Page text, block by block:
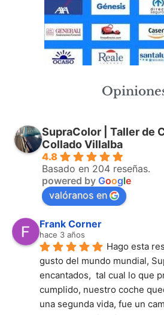
SupraColor | Taller de
Collado Villalba
4.8
Basado en 204 reseñas.
powered by Google
valóranos en
Frank Corner
hace 3 años
Hago esta
gusto del mundo mundial,
encantados,  tal cual lo que
cumplido, nuestro coche
una segunda vida, fue un